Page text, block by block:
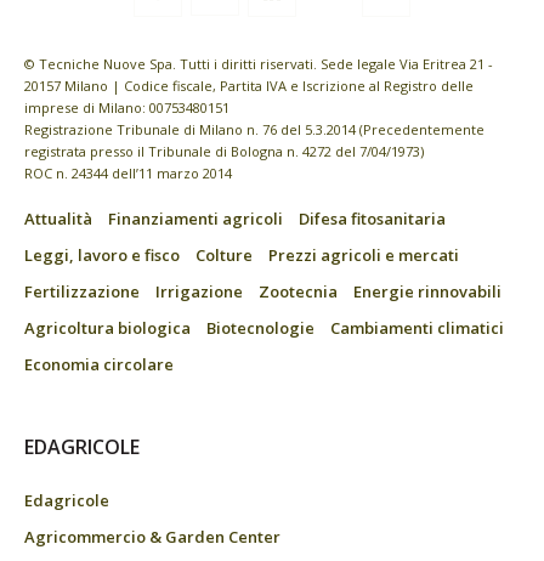
© Tecniche Nuove Spa. Tutti i diritti riservati. Sede legale Via Eritrea 21 -
20157 Milano | Codice fiscale, Partita IVA e Iscrizione al Registro delle
imprese di Milano: 00753480151
Registrazione Tribunale di Milano n. 76 del 5.3.2014 (Precedentemente
registrata presso il Tribunale di Bologna n. 4272 del 7/04/1973)
ROC n. 24344 dell’11 marzo 2014
Attualità Finanziamenti agricoli
Difesa fitosanitaria
Leggi, lavoro e fisco
Colture
Prezzi agricoli e mercati
Fertilizzazione
Irrigazione Zootecnia
Energie rinnovabili
Agricoltura biologica
Biotecnologie
Cambiamenti climatici
Economia circolare
EDAGRICOLE
Edagricole
Agricommercio & Garden Center